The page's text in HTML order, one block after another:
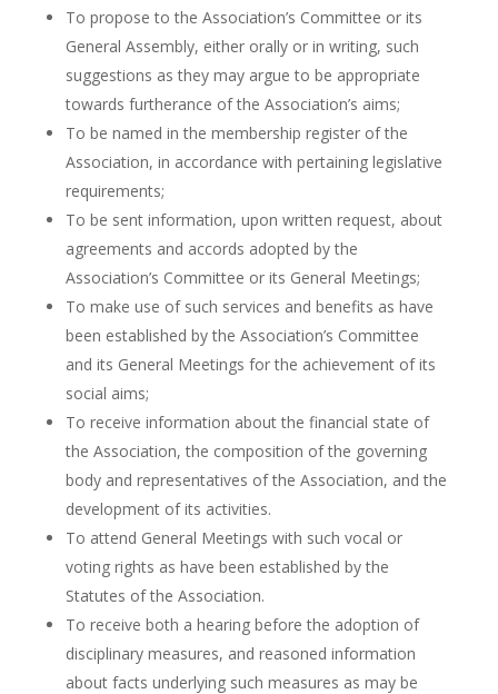
To propose to the Association’s Committee or its
General Assembly, either orally or in writing, such
suggestions as they may argue to be appropriate
towards furtherance of the Association’s aims;
To be named in the membership register of the
Association, in accordance with pertaining legislative
requirements;
To be sent information, upon written request, about
agreements and accords adopted by the
Association’s Committee or its General Meetings;
To make use of such services and benefits as have
been established by the Association’s Committee
and its General Meetings for the achievement of its
social aims;
To receive information about the financial state of
the Association, the composition of the governing
body and representatives of the Association, and the
development of its activities.
To attend General Meetings with such vocal or
voting rights as have been established by the
Statutes of the Association.
To receive both a hearing before the adoption of
disciplinary measures, and reasoned information
about facts underlying such measures as may be